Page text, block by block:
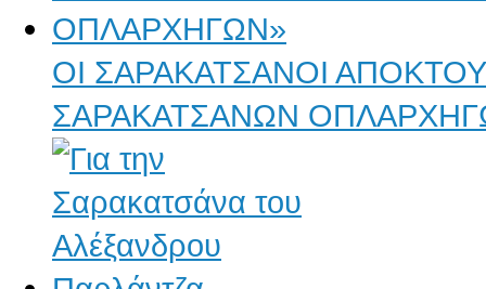
ΟΙ ΣΑΡΑΚΑΤΣΑΝΟΙ
ΣΑΡΑΚΑΤΣΑΝΩΝ